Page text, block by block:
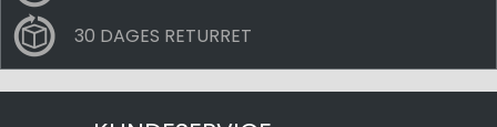
30 DAGES RETURRET